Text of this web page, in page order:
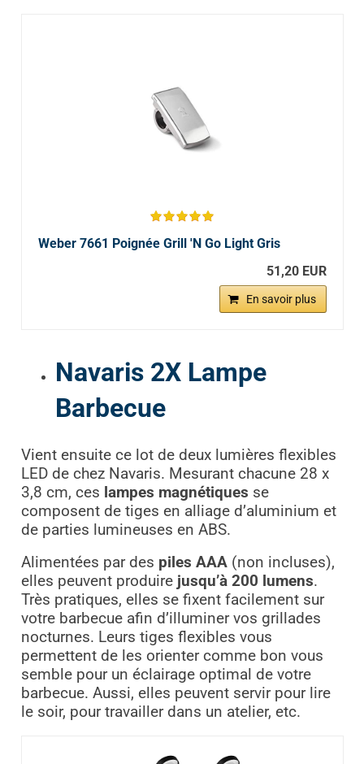
Weber 7661 Poignée Grill 'N Go Light Gris
51,20 EUR
En savoir plus
Navaris 2X Lampe
Barbecue
Vient ensuite ce lot de deux lumières flexibles
LED de chez Navaris. Mesurant chacune 28 x
3,8 cm, ces lampes magnétiques se
composent de tiges en alliage d’aluminium et
de parties lumineuses en ABS.
Alimentées par des piles AAA(non incluses),
elles peuvent produire jusqu’à 200 lumens.
Très pratiques, elles se fixent facilement sur
votre barbecue afin d’illuminer vos grillades
nocturnes. Leurs tiges flexibles vous
permettent de les orienter comme bon vous
semble pour un éclairage optimal de votre
barbecue. Aussi, elles peuvent servir pour lire
le soir, pour travailler dans un atelier, etc.